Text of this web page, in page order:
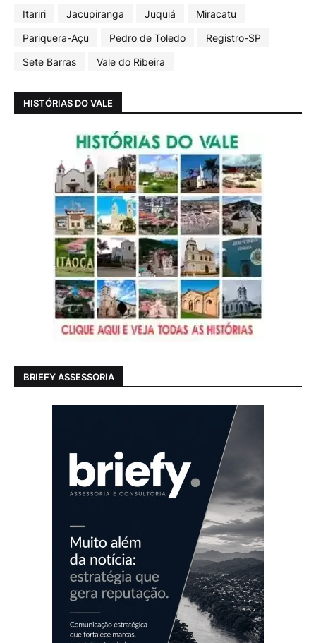
Itariri
Jacupiranga Juquiá
Miracatu
Pariquera-Açu
Pedro de Toledo
Registro-SP
Sete Barras
Vale do Ribeira
HISTÓRIAS DO VALE
BRIEFY ASSESSORIA